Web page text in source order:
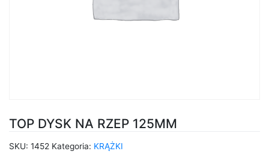
TOP DYSK NA RZEP 125MM
SKU: 1452 Kategoria: KRĄŻKI